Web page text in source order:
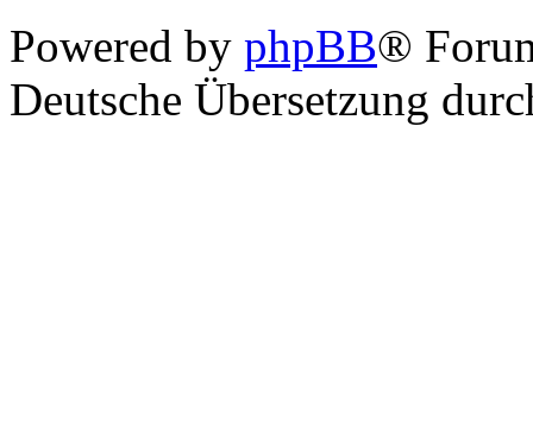
Powered by phpBB®
Deutsche Übersetzung